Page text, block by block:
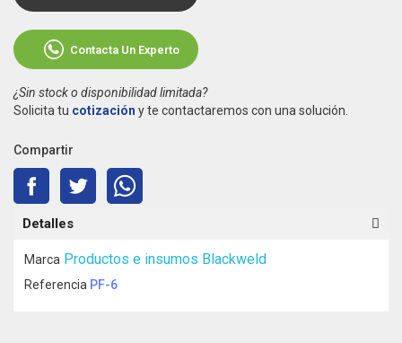
Contacta Un Experto
¿Sin stock o disponibilidad limitada?
Solicita tu cotización y te contactaremos con una solución.
Compartir
Detalles
Marca Productos e insumos Blackweld
Referencia PF-6